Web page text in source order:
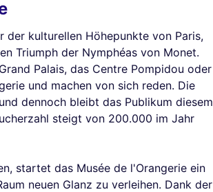
der kulturellen Höhepunkte von Paris,
Triumph der Nymphéas von Monet.
Palais, das Centre Pompidou oder
und machen von sich reden. Die
dennoch bleibt das Publikum diesem
steigt von 200.000 im Jahr
startet das Musée de l'Orangerie ein
neuen Glanz zu verleihen. Dank der